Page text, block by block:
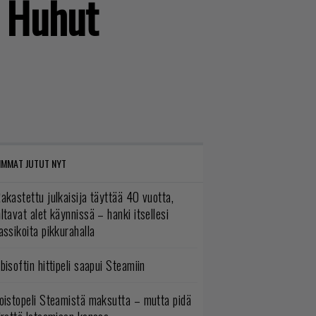
JUTUT NYT
julkaisija täyttää 40 vuotta,
alet käynnissä – hanki itsellesi
pikkurahalla
hittipeli saapui Steamiin
Steamistä maksutta – mutta pidä